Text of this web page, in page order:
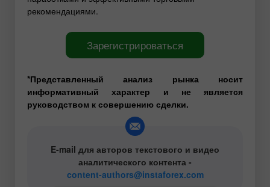
рекомендациями.
Зарегистрироваться
*Представленный анализ рынка носит
информативный характер и не является
руководством к совершению сделки.
E-mail для авторов текстового и видео
аналитического контента -
content-authors@instaforex.com